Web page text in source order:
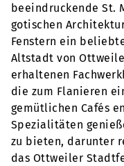
beeindruckende St.
gotischen
Fenstern ein
Altstadt von
erhaltenen
die zum Flanieren
gemütlichen Cafés
Spezialitäten
zu bieten, darunter
das Ottweiler